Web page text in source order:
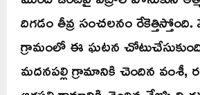
దిగడం తీవ్ర సంచలనం
గ్రామంలో ఈ ఘటన
మదనపల్లి గ్రామానికి చెందిన వంశీ,